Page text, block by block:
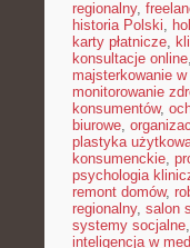
regionalny,
historia Polski,
karty płatnicze,
konsultacje online,
majsterkowanie w
monitorowanie
konsumentów,
biurowe,
plastyka
konsumenckie,
psychologia
remont domów,
regionalny, salon
systemy socjalne,
inteligencja w